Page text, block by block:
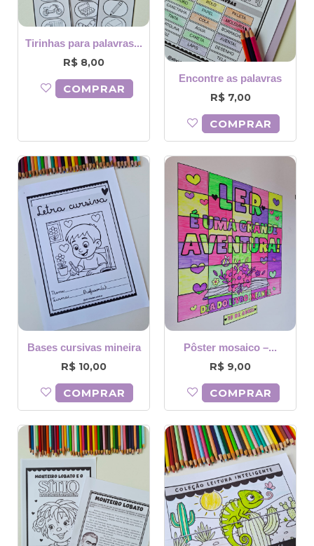
Tirinhas para palavras...
R$ 8,00
COMPRAR
Encontre as palavras
R$7,00
COMPRAR
Bases cursivas mineira
R$ 10,00
COMPRAR
Pôster mosaico –...
R$ 9,00
COMPRAR